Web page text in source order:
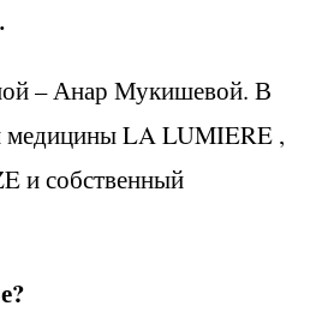
– Анар Мукишевой. В
медицины LA LUMIERE ,
и собственный